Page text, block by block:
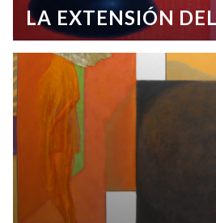
LA EXTENSIÓN